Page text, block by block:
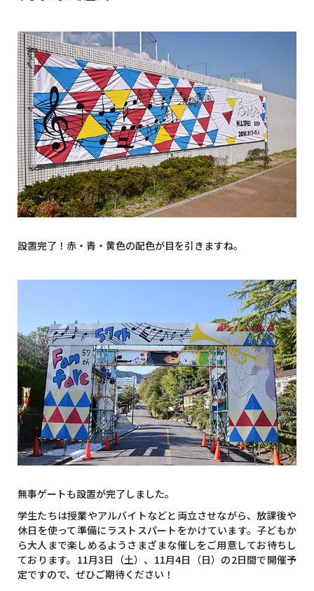
設置完了！赤・青・黄色の配色が目を引きますね。
無事ゲートも設置が完了しました。
学生たちは授業やアルバイトなどと両立させながら、放課後や
休日を使って準備にラストスパートをかけています。子どもか
ら大人まで楽しめるようさまざまな催しをご用意してお待ちし
ております。11月3日（土）、11月4日（日）の2日間で開催予
定ですので、ぜひご期待ください！